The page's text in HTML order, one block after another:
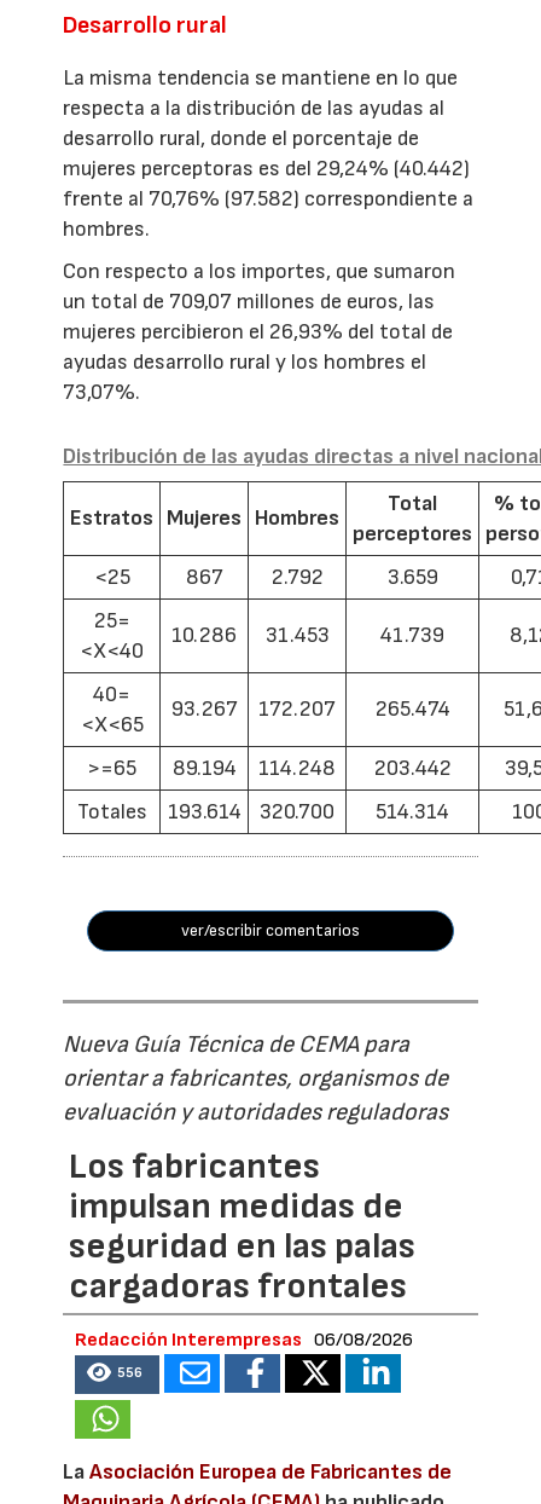
Desarrollo rural
La misma tendencia se mantiene en lo que
respecta a la distribución de las ayudas al
desarrollo rural, donde el porcentaje de
mujeres perceptoras es del 29,24% (40.442)
frente al 70,76% (97.582) correspondiente a
hombres.
Con respecto a los importes, que sumaron
un total de 709,07 millones de euros, las
mujeres percibieron el 26,93% del total de
ayudas desarrollo rural y los hombres el
73,07%.
Distribución de las ayudas directas a nivel
Estratos Mujeres Hombres
Total
perceptores
%
<25
867 2.792 3.659
25=
<X<40
10.286 31.453 41.739
40=
<X<65
93.267 172.207 265.474
>=65 89.194 114.248 203.442
Totales
193.614 320.700 514.314
ver/escribir comentarios
Nueva Guía Técnica de CEMA para
orientar a fabricantes, organismos de
evaluación y autoridades reguladoras
Los fabricantes
impulsan medidas de
seguridad en las palas
cargadoras frontales
Redacción Interempresas 06/08/2026
556
LaAsociación Europea de Fabricantes de